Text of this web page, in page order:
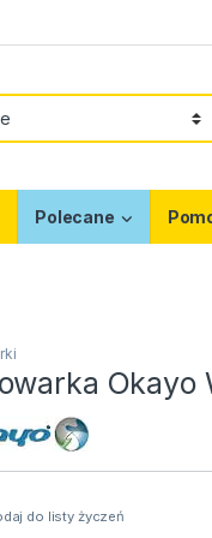
Polecane
Okayo
do listy życzeń